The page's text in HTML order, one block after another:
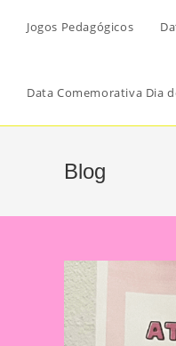
Jogos Pedagógicos
Data Comemorativa Dia
Blog